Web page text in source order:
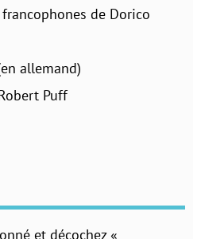
de Dorico
allemand)
Puff
et décochez «